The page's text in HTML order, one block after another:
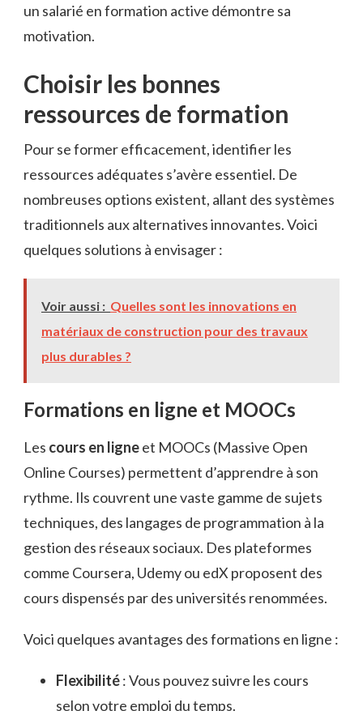
un salarié en formation active démontre sa
motivation.
Choisir les bonnes
ressources de formation
Pour se former efficacement, identifier les
ressources adéquates s’avère essentiel. De
nombreuses options existent, allant des systèmes
traditionnels aux alternatives innovantes. Voici
quelques solutions à envisager :
Voir aussi : Quelles sont les innovations en
matériaux de construction pour des travaux
plus durables ?
Formations en ligne et MOOCs
Les cours en ligneet MOOCs (Massive Open
Online Courses) permettent d’apprendre à son
rythme. Ils couvrent une vaste gamme de sujets
techniques, des langages de programmation à la
gestion des réseaux sociaux. Des plateformes
comme Coursera, Udemy ou edX proposent des
cours dispensés par des universités renommées.
Voici quelques avantages des formations en ligne :
Flexibilité: Vous pouvez suivre les cours
selon votre emploi du temps.